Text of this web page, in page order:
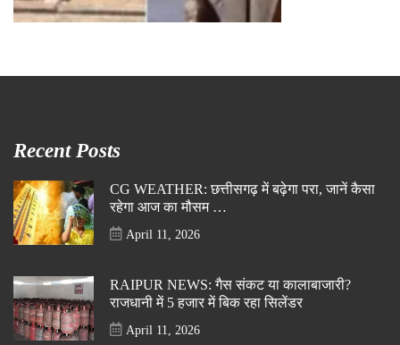
Recent Posts
CG WEATHER: छत्तीसगढ़ में बढ़ेगा परा, जानें कैसा
रहेगा आज का मौसम …
April 11, 2026
RAIPUR NEWS: गैस संकट या कालाबाजारी?
राजधानी में 5 हजार में बिक रहा सिलेंडर
April 11, 2026